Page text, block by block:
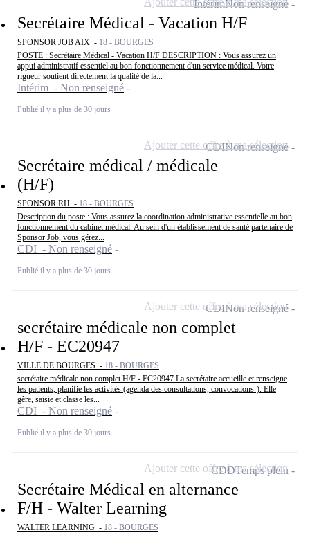
Secrétaire Médical - Vacation H/F
SPONSOR JOB AIX - 18 - BOURGES
POSTE : Secrétaire Médical - Vacation H/F DESCRIPTION : Vous assurez un
appui administratif essentiel au bon fonctionnement d'un service médical. Votre
rigueur soutient directement la qualité de la...
Intérim - Non renseigné
Publié il y a plus de 30 jours
IntérimNon renseigné
Secrétaire médical / médicale
(H/F)
SPONSOR RH - 18 - BOURGES
Description du poste : Vous assurez la coordination administrative essentielle au bon
fonctionnement du cabinet médical. Au sein d'un établissement de santé partenaire de
Sponsor Job, vous gérez...
CDI - Non renseigné
Publié il y a plus de 30 jours
CDINon renseigné
Ajouter cette offre à ma sélection
secrétaire médicale non complet
H/F - EC20947
VILLE DE BOURGES - 18 - BOURGES
secrétaire médicale non complet H/F - EC20947 La secrétaire accueille et renseigne
les patients, planifie les activités (agenda des consultations, convocations-). Elle
gère, saisie et classe les...
CDI - Non renseigné
Publié il y a plus de 30 jours
CDINon renseigné
Ajouter cette offre à ma sélection
Secrétaire Médical en alternance
F/H - Walter Learning
WALTER LEARNING - 18 - BOURGES
CDDTemps plein
Ajouter cette offre à ma sélection